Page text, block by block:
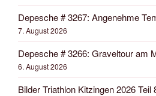
Depesche # 3267: Angenehme
7. August 2026
Depesche # 3266: Graveltour am
6. August 2026
Bilder Triathlon Kitzingen 2026 Teil